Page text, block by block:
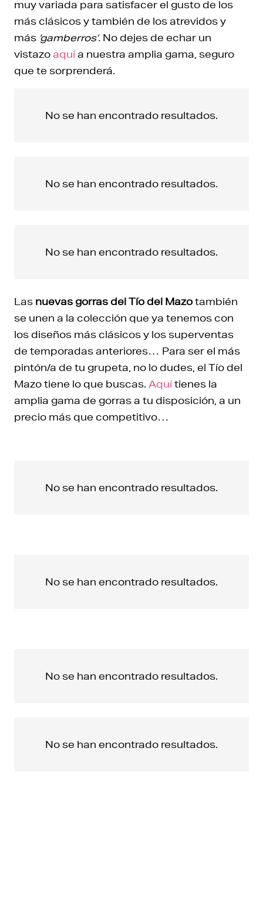
muy variada para satisfacer el gusto de los
más clásicos y también de los atrevidos y
más ‘gamberros’. No dejes de echar un
vistazoaquía nuestra amplia gama, seguro
que te sorprenderá.
No se han encontrado resultados.
No se han encontrado resultados.
No se han encontrado resultados.
Las nuevas gorras del Tío del Mazotambién
se unen a la colección que ya tenemos con
los diseños más clásicos y los superventas
de temporadas anteriores… Para ser el más
pintón/a de tu grupeta, no lo dudes, el Tío del
Mazo tiene lo que buscas. Aquítienes la
amplia gama de gorras a tu disposición, a un
precio más que competitivo…
No se han encontrado resultados.
No se han encontrado resultados.
No se han encontrado resultados.
No se han encontrado resultados.